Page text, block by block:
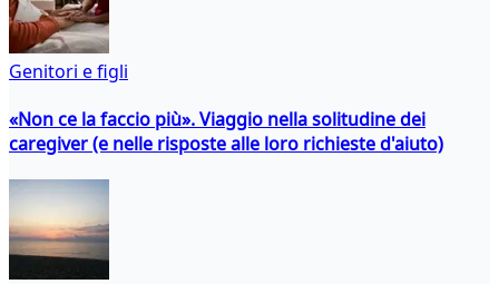
Genitori e figli
«Non ce la faccio più». Viaggio nella solitudine dei
caregiver (e nelle risposte alle loro richieste d'aiuto)